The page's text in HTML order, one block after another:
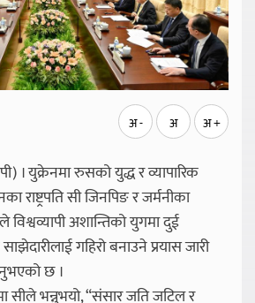
अ - अ अ +
। युक्रेनमा रुसको युद्ध र व्यापारिक
राष्ट्रपति सी जिनपिङ र जर्मनीका
विश्वव्यापी अशान्तिको युगमा दुई
गहिरो बनाउने प्रयास जारी
छ ।
सीले भन्नुभयो, “संसार जति जटिल र